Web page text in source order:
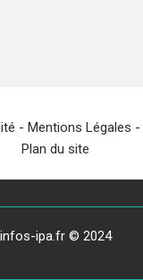
- Mentions Légales -
Plan du site
infos-ipa.fr © 2024